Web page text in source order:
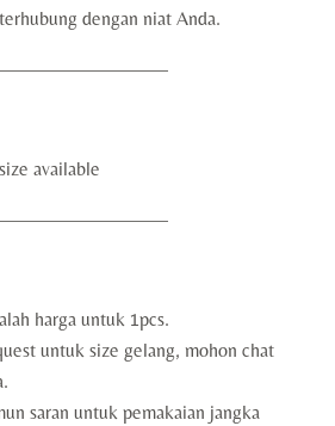
dengan niat Anda.
available
harga untuk 1pcs.
untuk size gelang, mohon chat
saran untuk pemakaian jangka